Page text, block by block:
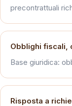
precontrattuali
Obblighi fiscali,
Base giuridica:
Risposta a